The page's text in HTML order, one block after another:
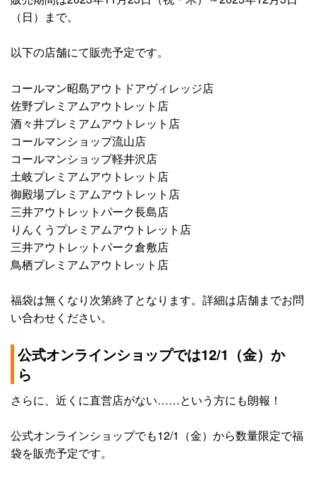
（日）まで。
以下の店舗にて販売予定です。
コールマン昭島アウトドアヴィレッジ店
佐野プレミアムアウトレット店
酒々井プレミアムアウトレット店
コールマンショップ流山店
コールマンショップ軽井沢店
土岐プレミアムアウトレット店
御殿場プレミアムアウトレット店
三井アウトレットパーク長島店
りんくうプレミアムアウトレット店
三井アウトレットパーク倉敷店
鳥栖プレミアムアウトレット店
福袋は無くなり次第終了となります。詳細は店舗までお問
い合わせください。
公式オンラインショップでは12/1（金）か
ら
さらに、近くに直営店がない……という方にも朗報！
公式オンラインショップでも12/1（金）から数量限定で福
袋を販売予定です。